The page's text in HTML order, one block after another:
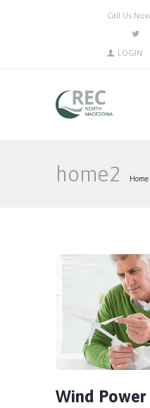
Call Us
LOGIN
home2 Home
Wind Power